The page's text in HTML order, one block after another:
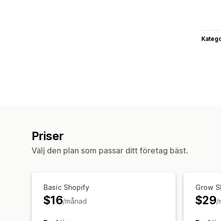
Priser
Välj den plan som passar ditt företag bäst.
Basic Shopify
$16/månad
Grow
$29/